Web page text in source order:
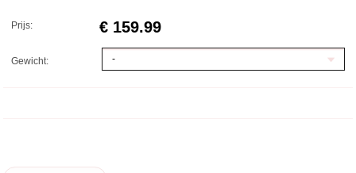
Prijs: € 159.99
Gewicht: -